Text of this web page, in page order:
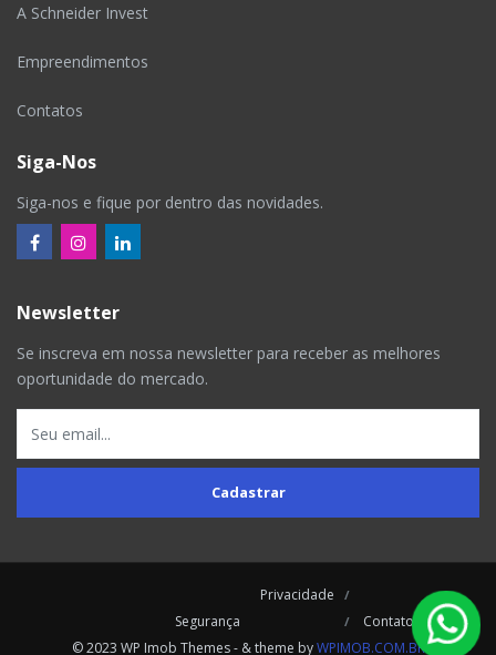
A Schneider Invest
Empreendimentos
Contatos
Siga-Nos
Siga-nos e fique por dentro das novidades.
Newsletter
Se inscreva em nossa newsletter para receber as melhores
oportunidade do mercado.
Cadastrar
© 2023 WP Imob Themes - & theme byWPIMOB.COM.BR
Privacidade
Segurança
Contatos